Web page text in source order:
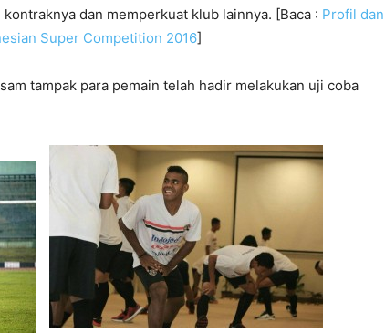
dan memperkuat klub lainnya. [Baca : Profil dan
Super Competition 2016]
tampak para pemain telah hadir melakukan uji coba